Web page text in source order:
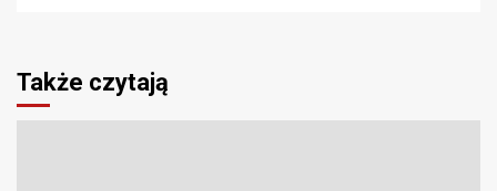
Także czytają